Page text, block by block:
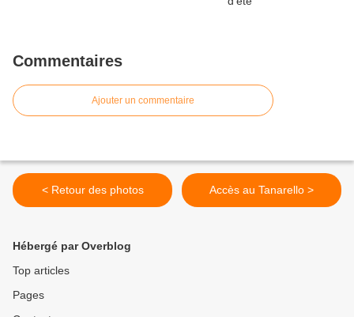
Commentaires
Ajouter un commentaire
< Retour des photos Accès au Tanarello >
Hébergé par Overblog
Top articles
Pages